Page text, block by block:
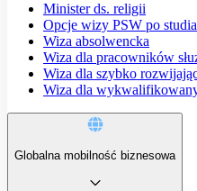
Minister ds. religii
Opcje wizy PSW po
Wiza absolwencka
Wiza dla pracowników
Wiza dla szybko
Wiza dla
Globalna mobilność biznesowa